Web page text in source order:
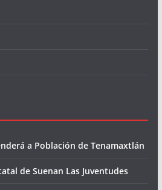
a Población de Tenamaxtlán
de Suenan Las Juventudes